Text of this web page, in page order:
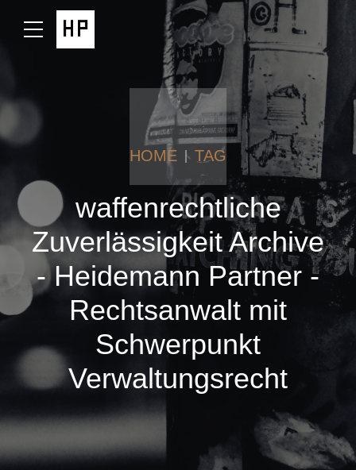
HOME TAG
waffenrechtliche
Zuverlässigkeit Archive
- Heidemann Partner -
Rechtsanwalt mit
Schwerpunkt
Verwaltungsrecht